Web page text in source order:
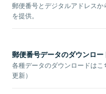
郵便番号とデジタルアドレス
を提供。
郵便番号データのダウンロー
各種データのダウンロードは
更新）